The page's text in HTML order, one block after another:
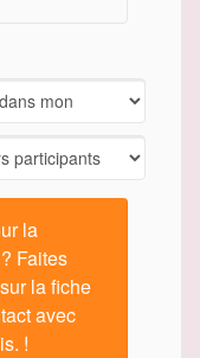
la
Faites
la fiche
avec
!